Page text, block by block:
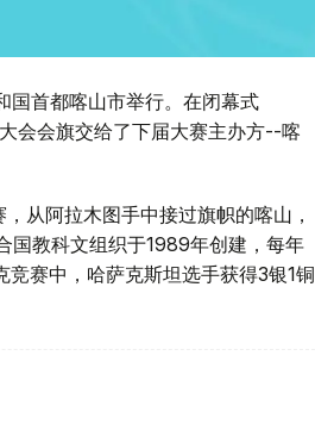
国首都喀山市举行。在闭幕式
会会旗交给了下届大赛主办方--喀
从阿拉木图手中接过旗帜的喀山，
国教科文组织于1989年创建，每年
赛中，哈萨克斯坦选手获得3银1铜